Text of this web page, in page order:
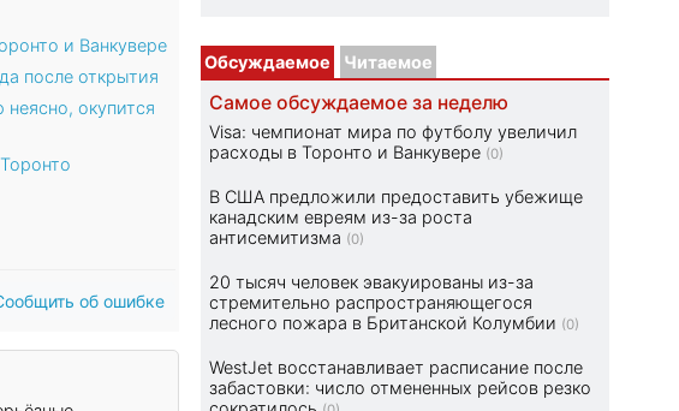
и Ванкувере
после открытия
окупится
об ошибке
Обсуждаемое Читаемое
Самое обсуждаемое за неделю
Visa: чемпионат мира по футболу увеличил
расходы в Торонто и Ванкувере (0)
В США предложили предоставить убежище
канадским евреям из-за роста
антисемитизма (0)
20 тысяч человек эвакуированы из-за
стремительно распространяющегося
лесного пожара в Британской Колумбии (0)
WestJet восстанавливает расписание после
забастовки: число отмененных рейсов резко